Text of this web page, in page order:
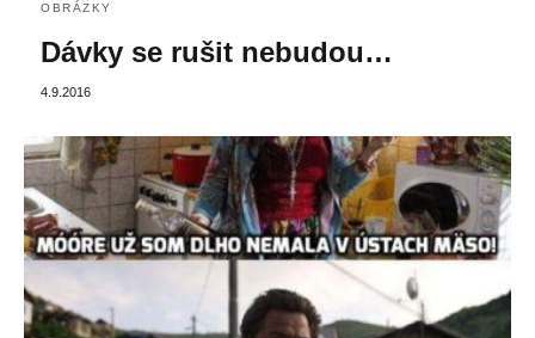
OBRÁZKY
Dávky se rušit nebudou…
4.9.2016